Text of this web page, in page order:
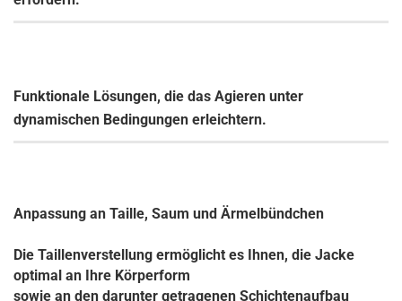
Funktionale Lösungen, die das Agieren unter
dynamischen Bedingungen erleichtern.
Anpassung an Taille, Saum und Ärmelbündchen
Die Taillenverstellung ermöglicht es Ihnen, die Jacke
optimal an Ihre Körperform
sowie an den darunter getragenen Schichtenaufbau